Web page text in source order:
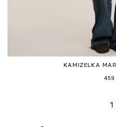
KAMIZELKA
459
1